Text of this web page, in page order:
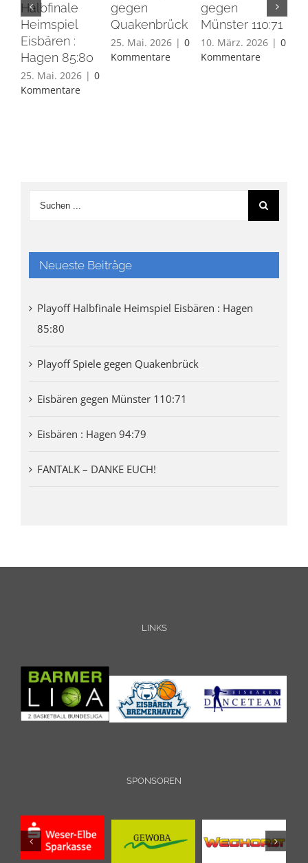
Halbfinale
Heimspiel
Eisbären :
Hagen 85:80
25. Mai. 2026 | 0
Kommentare
gegen
Quakenbrück
25. Mai. 2026 | 0
Kommentare
gegen
Münster 110:71
10. März. 2026 | 0
Kommentare
Neueste Beiträge
Playoff Halbfinale Heimspiel Eisbären : Hagen
85:80
Playoff Spiele gegen Quakenbrück
Eisbären gegen Münster 110:71
Eisbären : Hagen 94:79
FANTALK – DANKE EUCH!
LINKS
SPONSOREN